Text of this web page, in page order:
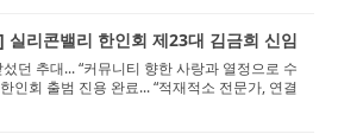
실리콘밸리 한인회 제23대 김금희 신임
던 추대... “커뮤니티 향한 사랑과 열정으로 수
인회 출범 진용 완료... “적재적소 전문가, 연결